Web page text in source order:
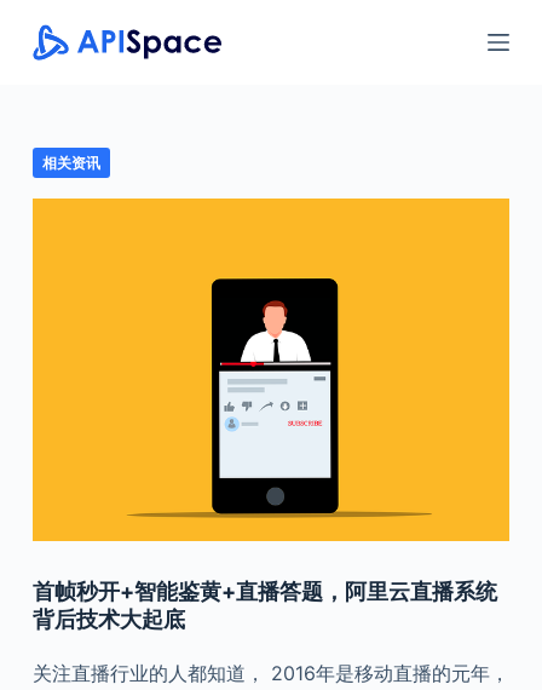
跳
过
相关资讯
首帧秒开+智能鉴黄+直播答题，阿里云直播系统
背后技术大起底
关注直播行业的人都知道， 2016年是移动直播的元年，